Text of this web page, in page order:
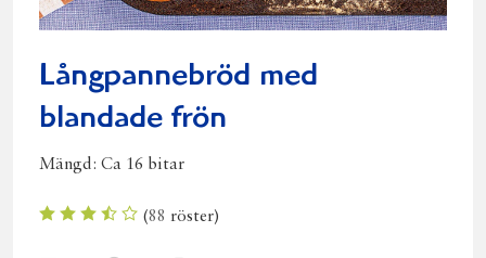
Långpannebröd med
blandade frön
Mängd: Ca 16 bitar
(88 röster)